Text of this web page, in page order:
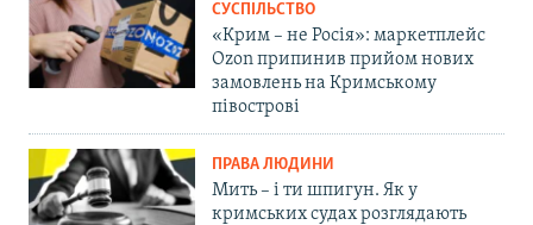
СУСПІЛЬСТВО
«Крим – не Росія»: маркетплейс
Ozon припинив прийом нових
замовлень на Кримському
півострові
ПРАВА ЛЮДИНИ
Мить – і ти шпигун. Як у
кримських судах розглядають